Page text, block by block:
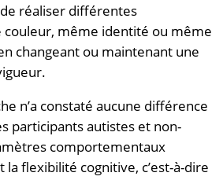
réaliser différentes
couleur, même identité ou même
changeant ou maintenant une
n’a constaté aucune différence
participants autistes et non-
comportementaux
flexibilité cognitive, c’est-à-dire